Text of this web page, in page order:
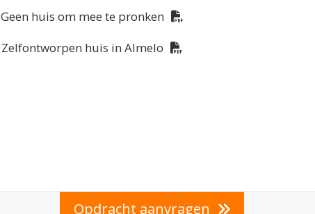
Geen huis om mee te pronken
Zelfontworpen huis in Almelo
Opdracht aanvragen